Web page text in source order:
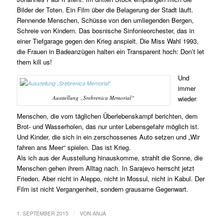
Bilder der Toten. Ein Film über die Belagerung der Stadt läuft.
Rennende Menschen, Schüsse von den umliegenden Bergen,
Schreie von Kindern. Das bosnische Sinfonieorchester, das in
einer Tiefgarage gegen den Krieg anspielt. Die Miss Wahl 1993,
die Frauen in Badeanzügen halten ein Transparent hoch: Don’t let
them kill us!
Ausstellung „Srebrenica Memorial“
Und
immer
wieder
Menschen, die vom täglichen Überlebenskampf berichten, dem
Brot- und Wasserholen, das nur unter Lebensgefahr möglich ist.
Und Kinder, die sich in ein zerschossenes Auto setzen und „Wir
fahren ans Meer“ spielen. Das ist Krieg.
Als ich aus der Ausstellung hinauskomme, strahlt die Sonne, die
Menschen gehen ihrem Alltag nach. In Sarajevo herrscht jetzt
Frieden. Aber nicht in Aleppo, nicht in Mossul, nicht in Kabul. Der
Film ist nicht Vergangenheit, sondern grausame Gegenwart.
1. SEPTEMBER 2015 VON ANJA